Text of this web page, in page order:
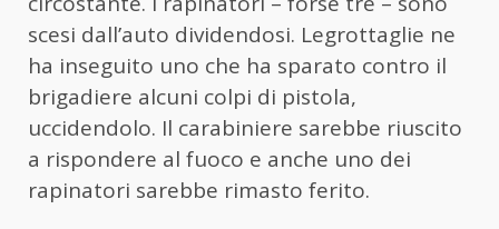
scesi dall’auto dividendosi. Legrottaglie ne
ha inseguito uno che ha sparato contro il
brigadiere alcuni colpi di pistola,
uccidendolo. Il carabiniere sarebbe riuscito
a rispondere al fuoco e anche uno dei
rapinatori sarebbe rimasto ferito.